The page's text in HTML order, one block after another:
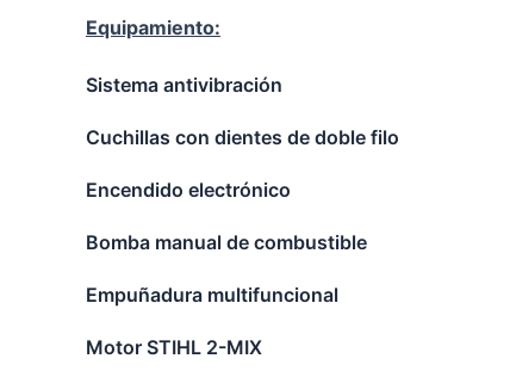
Equipamiento:
Sistema antivibración
Cuchillas con dientes de doble filo
Encendido electrónico
Bomba manual de combustible
Empuñadura multifuncional
Motor STIHL 2-MIX